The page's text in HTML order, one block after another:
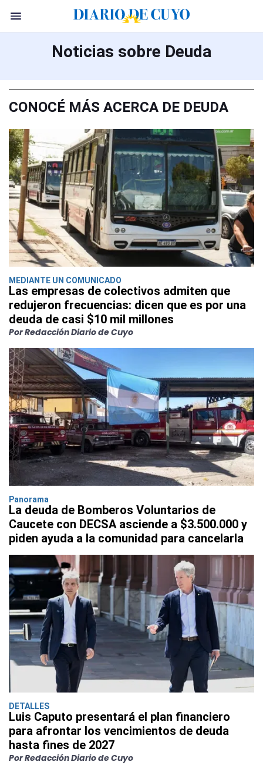
Noticias sobre Deuda
CONOCÉ MÁS ACERCA DE DEUDA
MEDIANTE UN COMUNICADO
Las empresas de colectivos admiten que
redujeron frecuencias: dicen que es por una
deuda de casi $10 mil millones
Por Redacción Diario de Cuyo
Panorama
La deuda de Bomberos Voluntarios de
Caucete con DECSA asciende a $3.500.000 y
piden ayuda a la comunidad para cancelarla
DETALLES
Luis Caputo presentará el plan financiero
para afrontar los vencimientos de deuda
hasta fines de 2027
Por Redacción Diario de Cuyo